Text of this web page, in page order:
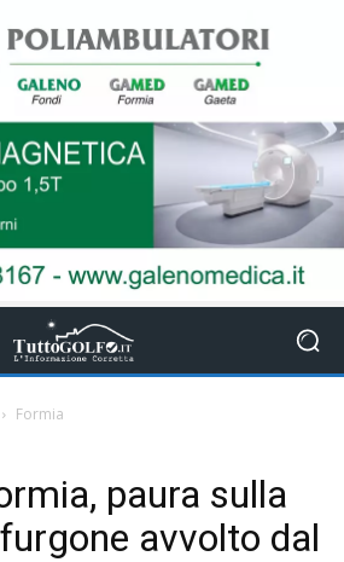
Formia
paura sulla
avvolto dal